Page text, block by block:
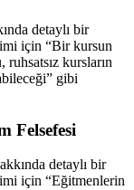
detaylı bir
için “Bir kursun
kursların
gibi
Felsefesi
detaylı bir
için “Eğitmenlerin